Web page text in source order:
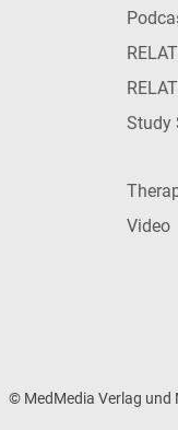
Study
Video
© MedMedia Verlag und